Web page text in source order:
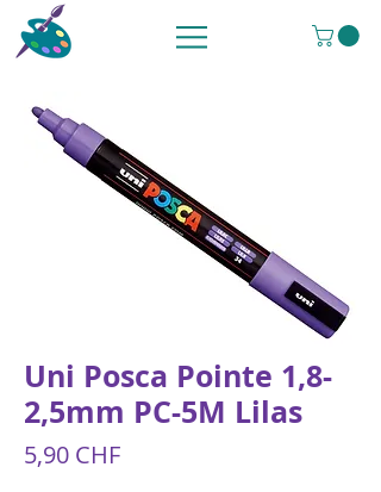
Uni Posca Pointe 1,8-
2,5mm PC-5M Lilas
5,90 CHFPrix